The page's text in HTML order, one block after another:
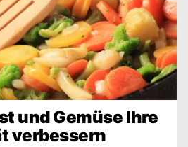
und Gemüse Ihre
verbessern